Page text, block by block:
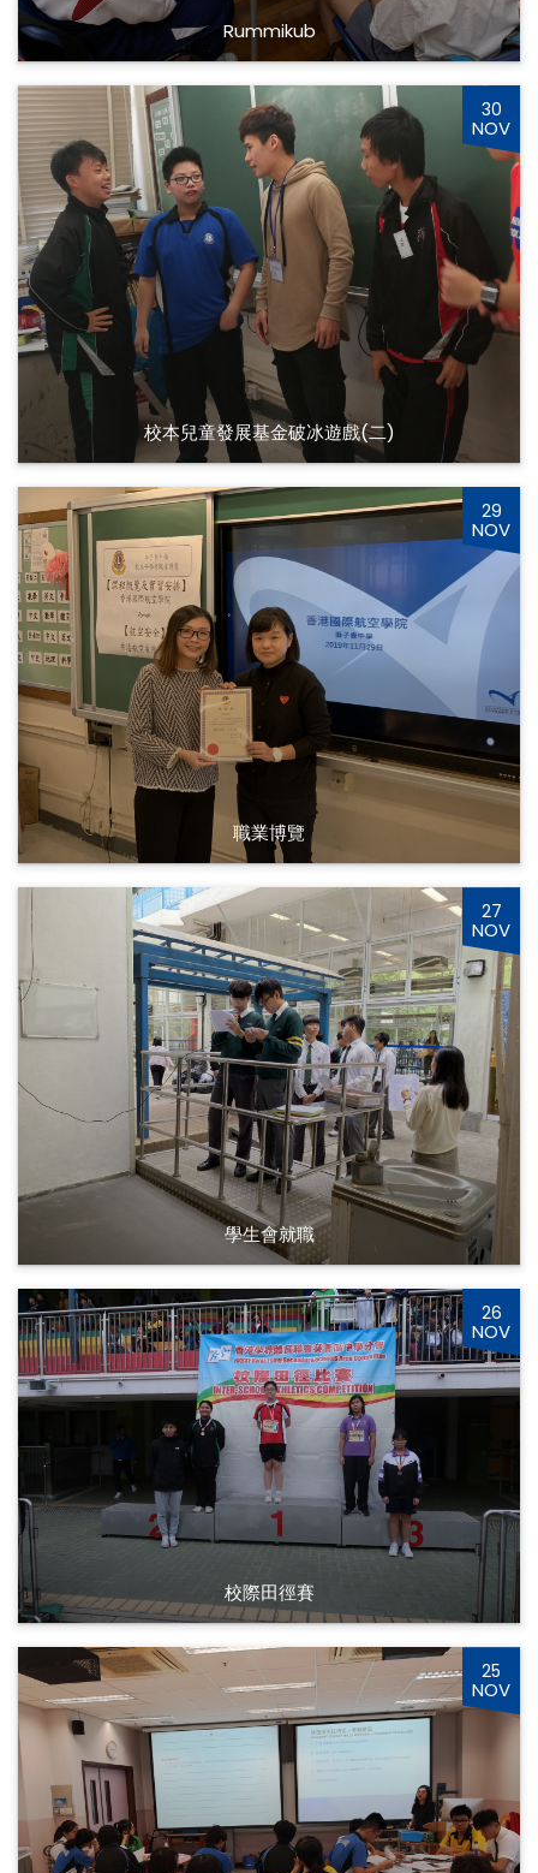
Rummikub
校本兒童發展基金破冰遊戲(二)
30
NOV
職業博覽
29
NOV
學生會就職
27
NOV
校際田徑賽
26
NOV
25
NOV